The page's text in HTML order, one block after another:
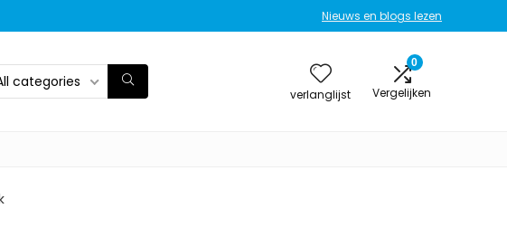
Nieuws en blogs lezen
categories
verlanglijst
0
Vergelijken